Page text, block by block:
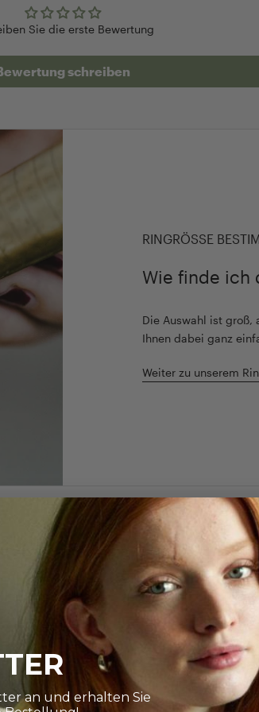
Sie die erste Bewertung
schreiben
RINGRÖSSE
Wie finde ich
Die Auswahl ist groß,
Ihnen dabei ganz
Weiter zu unserem
an und erhalten Sie